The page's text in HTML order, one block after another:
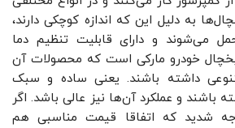
به دلیل این که اندازه کوچکی دارند،
می‌شوند و دارای قابلیت تنظیم دما
خودرو مارکی است که محصولات آن
داشته باشند. یعنی ساده و سبک
باشند و عملکرد آن‌ها نیز عالی باشد. اگر
شدید که اتفاقا قیمت مناسبی هم